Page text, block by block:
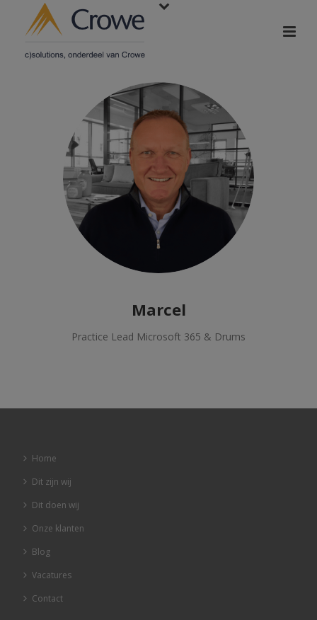
Marcel
Practice Lead Microsoft 365 & Drums
Home
Dit zijn wij
Dit doen wij
Onze klanten
Blog
Vacatures
Contact